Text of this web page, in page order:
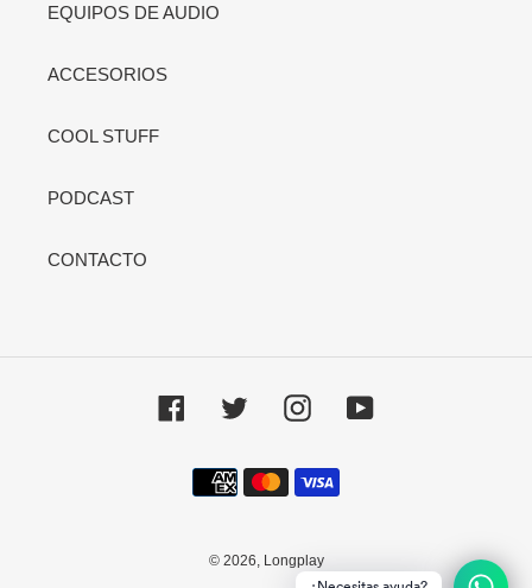
EQUIPOS DE AUDIO
ACCESORIOS
COOL STUFF
PODCAST
CONTACTO
Facebook Twitter InstagramYouTube
Métodos
de
© 2026, Longplay